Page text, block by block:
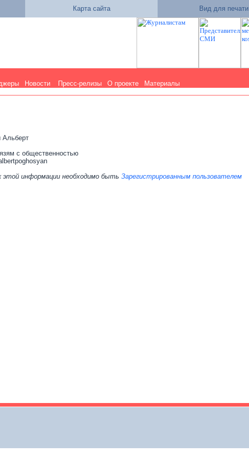
Карта сайта Вид для печати
Новости Пресс-релизы О проекте Материалы
Альберт
с общественностью
этой информации необходимо быть Зарегистрированным пользователем